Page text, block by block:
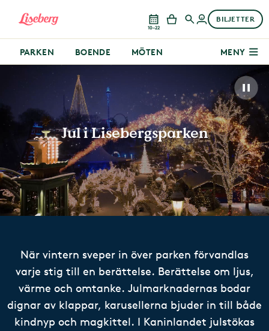
10–22
BILJETTER
PARKEN BOENDE MÖTEN MENY
Jul i Lisebergsparken
När vintern sveper in över parken förvandlas
varje stig till en berättelse. Berättelse om ljus,
värme och omtanke. Julmarknadernas bodar
dignar av klappar, karusellerna bjuder in till både
kindnyp och magkittel. I Kaninlandet julstökas